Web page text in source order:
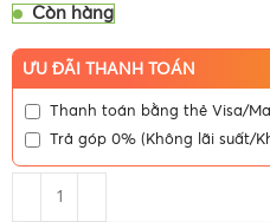
Còn hàng
ƯU ĐÃI THANH TOÁN
Thanh toán bằng thẻ Visa/
Trả góp 0% (Không lãi suất/